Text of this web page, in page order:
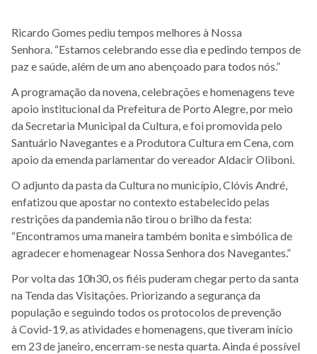
Ricardo Gomes pediu tempos melhores à Nossa
Senhora. “Estamos celebrando esse dia e pedindo tempos de
paz e saúde, além de um ano abençoado para todos nós.”
A programação da novena, celebrações e homenagens teve
apoio institucional da Prefeitura de Porto Alegre, por meio
da Secretaria Municipal da Cultura, e foi promovida pelo
Santuário Navegantes e a Produtora Cultura em Cena, com
apoio da emenda parlamentar do vereador Aldacir Oliboni.
O adjunto da pasta da Cultura no município, Clóvis André,
enfatizou que apostar no contexto estabelecido pelas
restrições da pandemia não tirou o brilho da festa:
“Encontramos uma maneira também bonita e simbólica de
agradecer e homenagear Nossa Senhora dos Navegantes.”
Por volta das 10h30, os fiéis puderam chegar perto da santa
na Tenda das Visitações. Priorizando a segurança da
população e seguindo todos os protocolos de prevenção
à Covid-19, as atividades e homenagens, que tiveram início
em 23 de janeiro, encerram-se nesta quarta. Ainda é possível